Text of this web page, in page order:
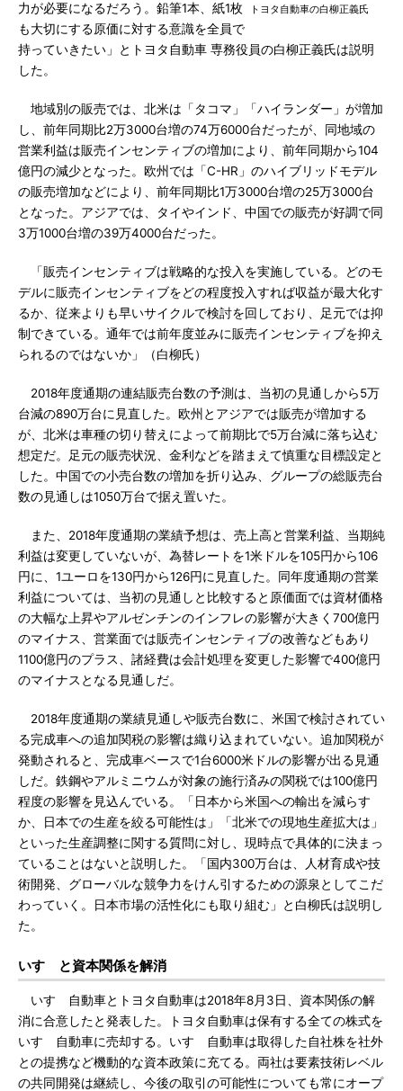
トヨタ自動車の白柳正義氏
力が必要になるだろう。鉛筆1本、紙1枚
も大切にする原価に対する意識を全員で
持っていきたい」とトヨタ自動車 専務役員の白柳正義氏は説明
した。
地域別の販売では、北米は「タコマ」「ハイランダー」が増加
し、前年同期比2万3000台増の74万6000台だったが、同地域の
営業利益は販売インセンティブの増加により、前年同期から104
億円の減少となった。欧州では「C-HR」のハイブリッドモデル
の販売増加などにより、前年同期比1万3000台増の25万3000台
となった。アジアでは、タイやインド、中国での販売が好調で同
3万1000台増の39万4000台だった。
「販売インセンティブは戦略的な投入を実施している。どのモ
デルに販売インセンティブをどの程度投入すれば収益が最大化す
るか、従来よりも早いサイクルで検討を回しており、足元では抑
制できている。通年では前年度並みに販売インセンティブを抑え
られるのではないか」（白柳氏）
2018年度通期の連結販売台数の予測は、当初の見通しから5万
台減の890万台に見直した。欧州とアジアでは販売が増加する
が、北米は車種の切り替えによって前期比で5万台減に落ち込む
想定だ。足元の販売状況、金利などを踏まえて慎重な目標設定と
した。中国での小売台数の増加を折り込み、グループの総販売台
数の見通しは1050万台で据え置いた。
また、2018年度通期の業績予想は、売上高と営業利益、当期純
利益は変更していないが、為替レートを1米ドルを105円から106
円に、1ユーロを130円から126円に見直した。同年度通期の営業
利益については、当初の見通しと比較すると原価面では資材価格
の大幅な上昇やアルゼンチンのインフレの影響が大きく700億円
のマイナス、営業面では販売インセンティブの改善などもあり
1100億円のプラス、諸経費は会計処理を変更した影響で400億円
のマイナスとなる見通しだ。
2018年度通期の業績見通しや販売台数に、米国で検討されてい
る完成車への追加関税の影響は織り込まれていない。追加関税が
発動されると、完成車ベースで1台6000米ドルの影響が出る見通
しだ。鉄鋼やアルミニウムが対象の施行済みの関税では100億円
程度の影響を見込んでいる。「日本から米国への輸出を減らす
か、日本での生産を絞る可能性は」「北米での現地生産拡大は」
といった生産調整に関する質問に対し、現時点で具体的に決まっ
ていることはないと説明した。「国内300万台は、人材育成や技
術開発、グローバルな競争力をけん引するための源泉としてこだ
わっていく。日本市場の活性化にも取り組む」と白柳氏は説明し
た。
いすゞと資本関係を解消
いすゞ自動車とトヨタ自動車は2018年8月3日、資本関係の解
消に合意したと発表した。トヨタ自動車は保有する全ての株式を
いすゞ自動車に売却する。いすゞ自動車は取得した自社株を社外
との提携など機動的な資本政策に充てる。両社は要素技術レベル
の共同開発は継続し、今後の取引の可能性についても常にオープ